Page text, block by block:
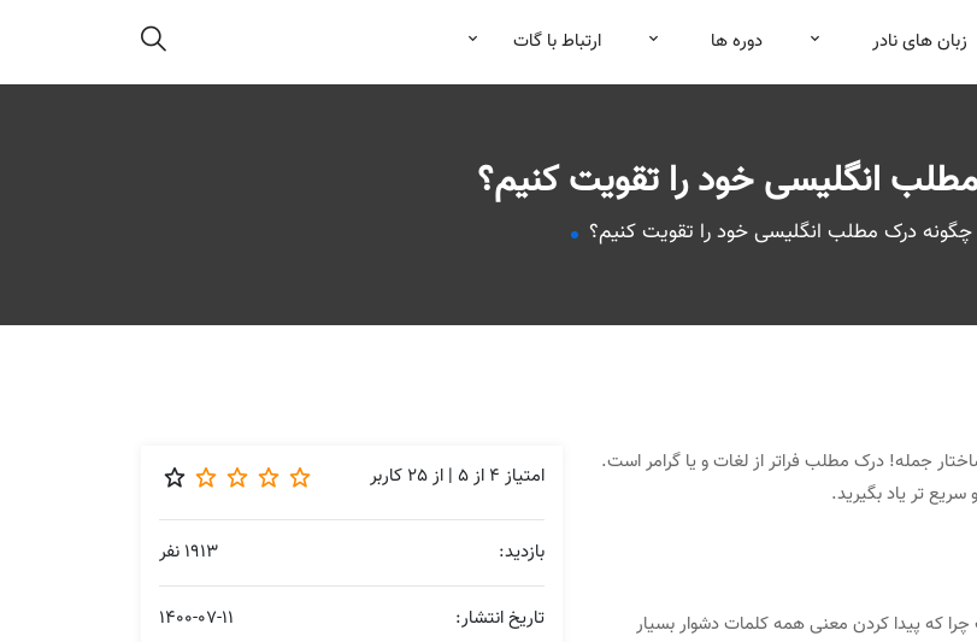
زبان های نادر دوره ها ارتباط با گات
انگلیسی خود را تقویت کنیم؟
چگونه درک مطلب انگلیسی خود را تقویت کنیم؟
جمله! درک مطلب فراتر از لغات و یا گرامر است.
تر یاد بگیرید.
که پیدا کردن معنی همه کلمات دشوار بسیار
امتیاز 4 از5 | از25 کاربر
بازدید: 1913 نفر
تاریخ انتشار: 1400-07-11